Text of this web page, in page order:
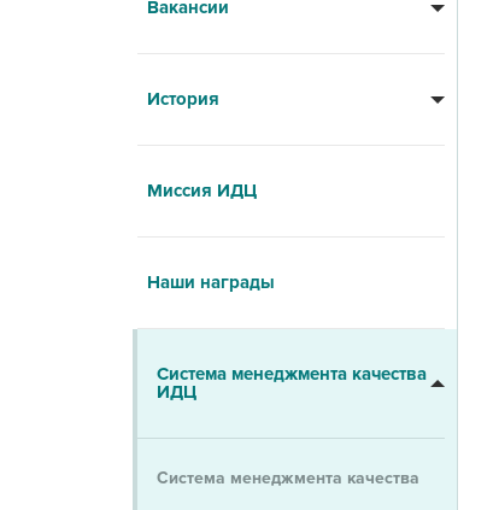
Вакансии
История
Миссия ИДЦ
Наши награды
Система менеджмента качества
ИДЦ
Система менеджмента качества